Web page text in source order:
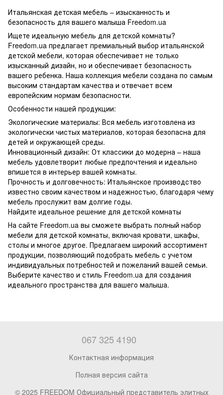
Итальянская детская мебель – изысканность и
безопасность для вашего малыша Freedom.ua
Ищете идеальную мебель для детской комнаты?
Freedom.ua предлагает премиальный выбор итальянской
детской мебели, которая обеспечивает не только
изысканный дизайн, но и обеспечивает безопасность
вашего ребенка. Наша коллекция мебели создана по самым
высоким стандартам качества и отвечает всем
европейским нормам безопасности.
Особенности нашей продукции:
Экологические материалы: Вся мебель изготовлена из
экологически чистых материалов, которая безопасна для
детей и окружающей среды.
Инновационный дизайн: От классики до модерна – наша
мебель удовлетворит любые предпочтения и идеально
впишется в интерьер вашей комнаты.
Прочность и долговечность: Итальянское производство
известно своим качеством и надежностью, благодаря чему
мебель прослужит вам долгие годы.
Найдите идеальное решение для детской комнаты
На сайте Freedom.ua вы сможете выбрать полный набор
мебели для детской комнаты, включая кровати, шкафы,
столы и многое другое. Предлагаем широкий ассортимент
продукции, позволяющий подобрать мебель с учетом
индивидуальных потребностей и пожеланий вашей семьи.
Выберите качество и стиль Freedom.ua для создания
идеального пространства для вашего малыша.
067 325 4190
Контактная информация
Полная версия сайта
© 2025 FREEDOM Официальный представитель элитных